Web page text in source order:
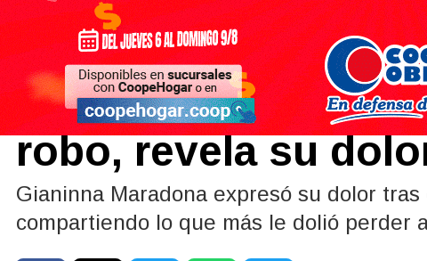
Farándula
ENOJADA | 02/02/2024
Gianinna
robo, revela su
Gianinna Maradona expresó su dolor
compartiendo lo que más le dolió perder